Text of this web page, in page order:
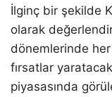
İlginç bir şekilde
olarak
dönemlerinde her
fırsatlar
piyasasında